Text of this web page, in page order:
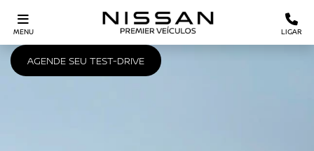
MENU LIGAR
AGENDE SEU TEST-DRIVE